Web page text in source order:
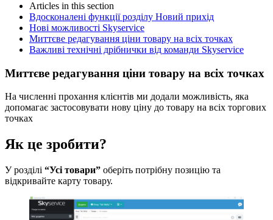
Articles in this section
Вдосконалені функції розділу Новий прихід
Нові можливості Skyservice
Миттєве редагування ціни товару на всіх точках
Важливі технічні дрібнички від команди Skyservice
Миттєве редагування ціни товару на всіх точках
На численні прохання клієнтів ми додали можливість, яка
допомагає застосовувати нову ціну до товару на всіх торгових
точках
Як це зробити?
У розділі “Усі товари” оберіть потрібну позицію та
відкривайте карту товару.